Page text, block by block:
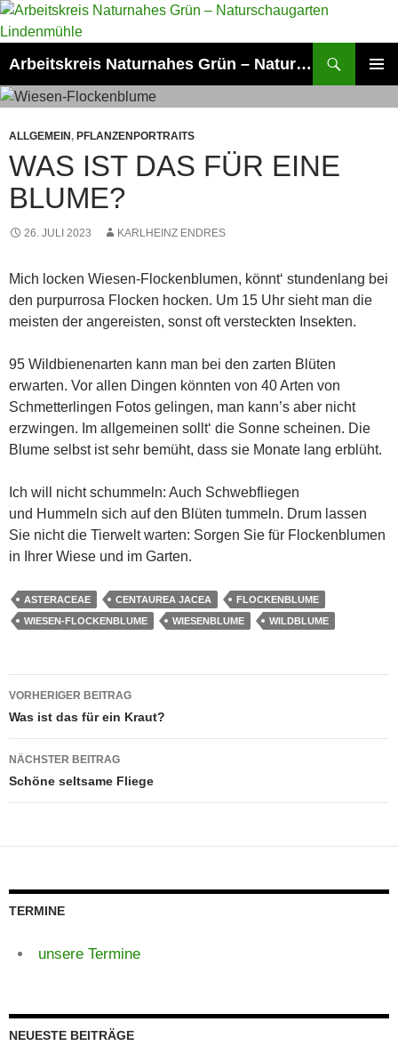
Zum
Inhalt
Arbeitskreis Naturnahes Grün – Naturschaugarten Lindenmühle
ALLGEMEIN, PFLANZENPORTRAITS
WAS IST DAS FÜR EINE
BLUME?
26. JULI 2023 KARLHEINZ ENDRES
Mich locken Wiesen-Flockenblumen, könnt‘ stundenlang bei
den purpurrosa Flocken hocken. Um 15 Uhr sieht man die
meisten der angereisten, sonst oft versteckten Insekten.
95 Wildbienenarten kann man bei den zarten Blüten
erwarten. Vor allen Dingen könnten von 40 Arten von
Schmetterlingen Fotos gelingen, man kann’s aber nicht
erzwingen. Im allgemeinen sollt‘ die Sonne scheinen. Die
Blume selbst ist sehr bemüht, dass sie Monate lang erblüht.
Ich will nicht schummeln: Auch Schwebfliegen
und Hummeln sich auf den Blüten tummeln. Drum lassen
Sie nicht die Tierwelt warten: Sorgen Sie für Flockenblumen
in Ihrer Wiese und im Garten.
ASTERACEAE CENTAUREA JACEA
FLOCKENBLUME
WIESEN-FLOCKENBLUME
WIESENBLUME WILDBLUME
Beitragsnavigation
VORHERIGER BEITRAG
Was ist das für ein Kraut?
NÄCHSTER BEITRAG
Schöne seltsame Fliege
TERMINE
unsere Termine
NEUESTE BEITRÄGE